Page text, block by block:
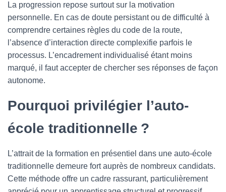
La progression repose surtout sur la motivation
personnelle. En cas de doute persistant ou de difficulté à
comprendre certaines règles du code de la route,
l’absence d’interaction directe complexifie parfois le
processus. L’encadrement individualisé étant moins
marqué, il faut accepter de chercher ses réponses de façon
autonome.
Pourquoi privilégier l’auto-
école traditionnelle ?
L’attrait de la formation en présentiel dans une auto-école
traditionnelle demeure fort auprès de nombreux candidats.
Cette méthode offre un cadre rassurant, particulièrement